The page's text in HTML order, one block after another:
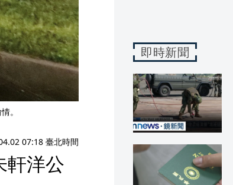
。
07:18 臺北時間
洋公
即時新聞